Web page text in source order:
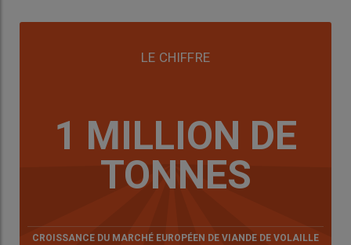
LE CHIFFRE
1 MILLION DE
TONNES
CROISSANCE DU MARCHÉ EUROPÉEN DE VIANDE DE VOLAILLE